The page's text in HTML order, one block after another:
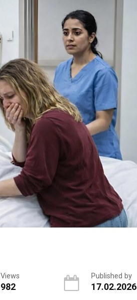
Views
982
Published by
17.02.2026